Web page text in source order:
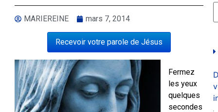
MARIEREINE mars 7, 2014
Recevoir votre parole de Jésus
Fermez
les yeux
quelques
secondes